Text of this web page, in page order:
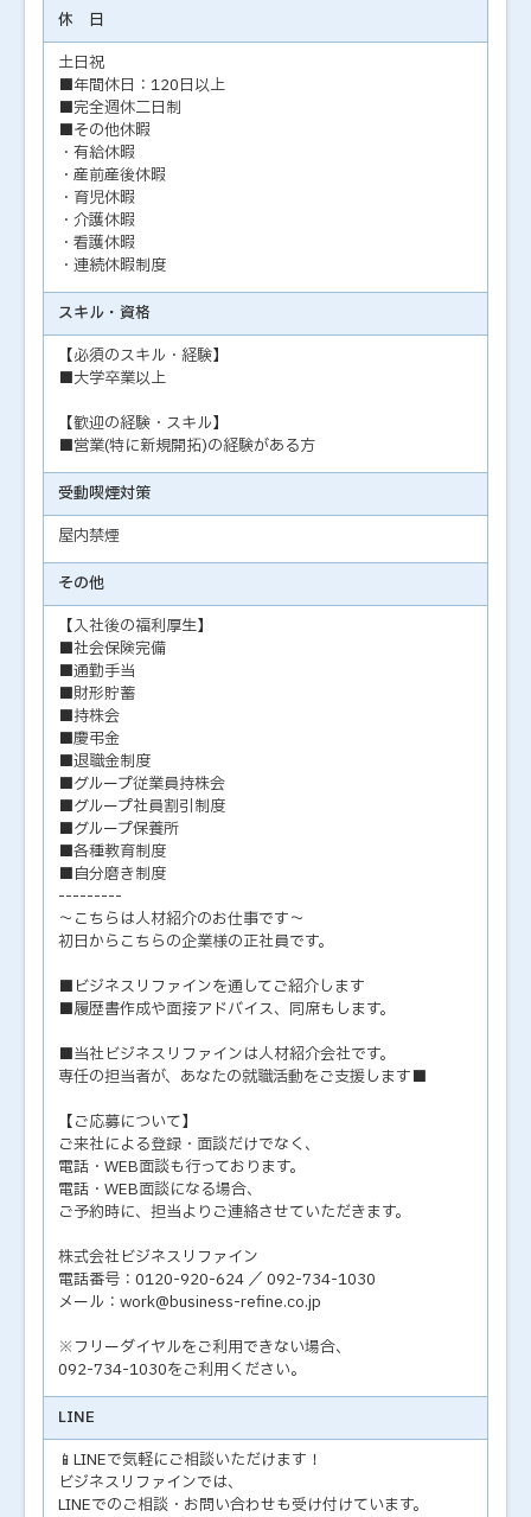
休 日
土日祝
■年間休日：120日以上
■完全週休二日制
■その他休暇
・有給休暇
・産前産後休暇
・育児休暇
・介護休暇
・看護休暇
・連続休暇制度
スキル・資格
【必須のスキル・経験】
■大学卒業以上
【歓迎の経験・スキル】
■営業(特に新規開拓)の経験がある方
受動喫煙対策
屋内禁煙
その他
【入社後の福利厚生】
■社会保険完備
■通勤手当
■財形貯蓄
■持株会
■慶弔金
■退職金制度
■グループ従業員持株会
■グループ社員割引制度
■グループ保養所
■各種教育制度
■自分磨き制度
---------
～こちらは人材紹介のお仕事です～
初日からこちらの企業様の正社員です。
■ビジネスリファインを通してご紹介します
■履歴書作成や面接アドバイス、同席もします。
■当社ビジネスリファインは人材紹介会社です。
専任の担当者が、あなたの就職活動をご支援します■
【ご応募について】
ご来社による登録・面談だけでなく、
電話・WEB面談も行っております。
電話・WEB面談になる場合、
ご予約時に、担当よりご連絡させていただきます。
株式会社ビジネスリファイン
電話番号：0120-920-624 ／ 092-734-1030
メール：work@business-refine.co.jp
※フリーダイヤルをご利用できない場合、
092-734-1030をご利用ください。
LINE
📱LINEで気軽にご相談いただけます！
ビジネスリファインでは、
LINEでのご相談・お問い合わせも受け付けています。